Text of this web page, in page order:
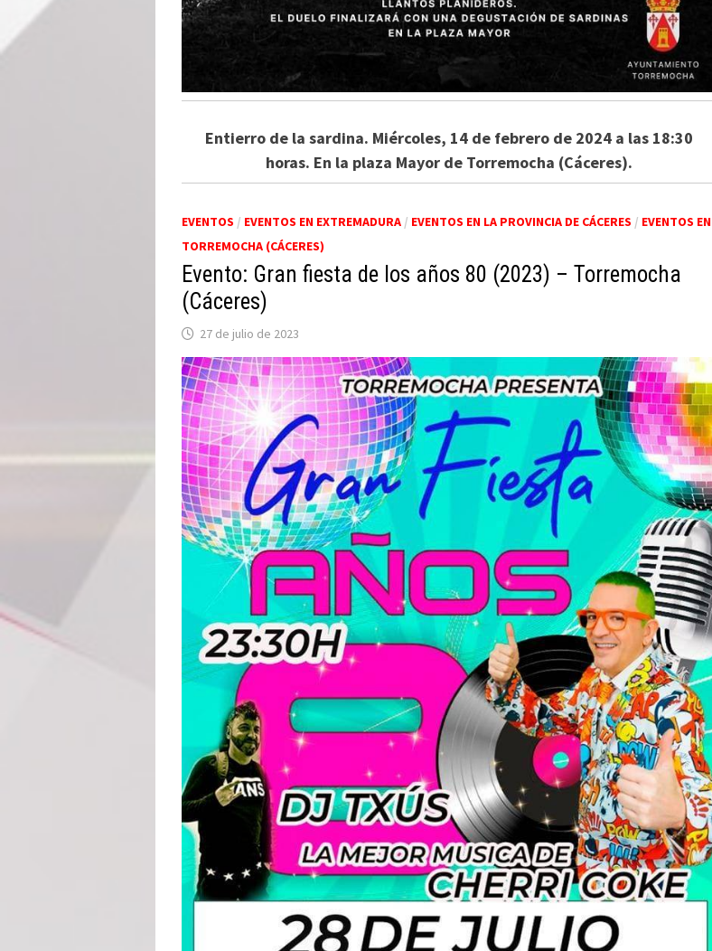
Entierro de la sardina. Miércoles, 14 de febrero de 2024 a las 18:30
horas. En la plaza Mayor de Torremocha (Cáceres).
EVENTOS / EVENTOS EN EXTREMADURA/ EVENTOS EN LA PROVINCIA DE CÁCERES / EVENTOS EN
TORREMOCHA (CÁCERES)
Evento: Gran fiesta de los años 80 (2023) – Torremocha
(Cáceres)
27 de julio de 2023